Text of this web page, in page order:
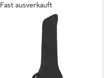
Fast ausverkauft
Gitarrentasche (Gigbag
FB405 Electric Bass, Bass-
Gigbags, Bags für E-Bässe),
Gigbag FB405 Electric Bass -